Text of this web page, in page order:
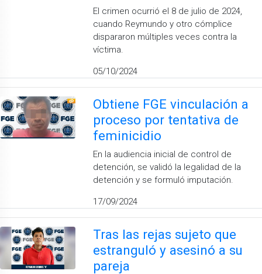
El crimen ocurrió el 8 de julio de 2024,
cuando Reymundo y otro cómplice
dispararon múltiples veces contra la
víctima.
05/10/2024
Obtiene FGE vinculación a
proceso por tentativa de
feminicidio
En la audiencia inicial de control de
detención, se validó la legalidad de la
detención y se formuló imputación.
17/09/2024
Tras las rejas sujeto que
estranguló y asesinó a su
pareja